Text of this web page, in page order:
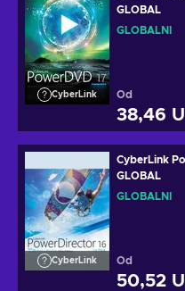
CyberLink
GLOBAL
GLOBÁLNÍ
Od
38,46
CyberLink
CyberLink
GLOBAL
GLOBÁLNÍ
Od
50,52